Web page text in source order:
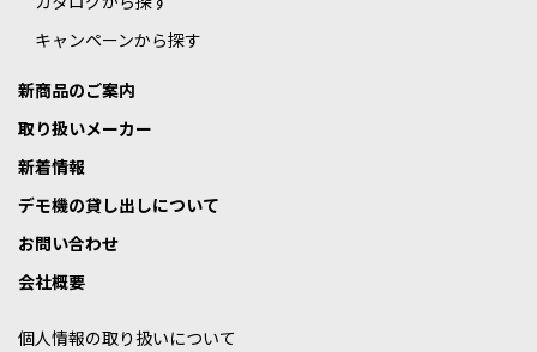
キャンペーンから探す
新商品のご案内
取り扱いメーカー
新着情報
デモ機の貸し出しについて
お問い合わせ
会社概要
個人情報の取り扱いについて